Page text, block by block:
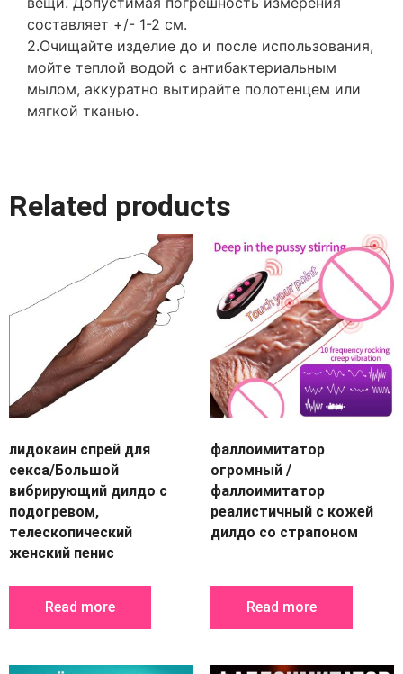
составляет +/- 1-2 см.
2.Очищайте изделие до и после использования,
мойте теплой водой с антибактериальным
мылом, аккуратно вытирайте полотенцем или
мягкой тканью.
Related products
лидокаин спрей для
секса/Большой
вибрирующий дилдо с
подогревом,
телескопический
женский пенис
Read more
фаллоимитатор
огромный /
фаллоимитатор
реалистичный с кожей
дилдо со страпоном
Read more